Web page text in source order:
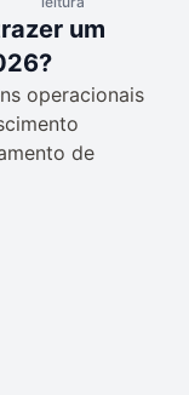
um
operacionais
de